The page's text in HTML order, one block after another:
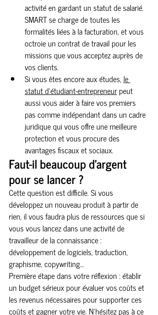
activité en gardant un statut de salarié.
SMART se charge de toutes les
formalités liées à la facturation, et vous
octroie un contrat de travail pour les
missions que vous acceptez auprès de
vos clients.
Si vous êtes encore aux études, le
statut d’étudiant-entrepreneur peut
aussi vous aider à faire vos premiers
pas comme indépendant dans un cadre
juridique qui vous offre une meilleure
protection et vous procure des
avantages fiscaux et sociaux.
Faut-il beaucoup d’argent
pour se lancer ?
Cette question est difficile. Si vous
développez un nouveau produit à partir de
rien, il vous faudra plus de ressources que si
vous vous lancez dans une activité de
travailleur de la connaissance :
développement de logiciels, traduction,
graphisme, copywriting…
Première étape dans votre réflexion : établir
un budget sérieux pour évaluer vos coûts et
les revenus nécessaires pour supporter ces
coûts et gagner votre vie. N’hésitez pas à ce